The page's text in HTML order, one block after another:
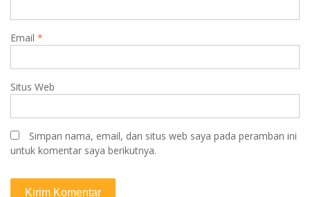
Email *
Situs Web
Simpan nama, email, dan situs web saya pada peramban ini
untuk komentar saya berikutnya.